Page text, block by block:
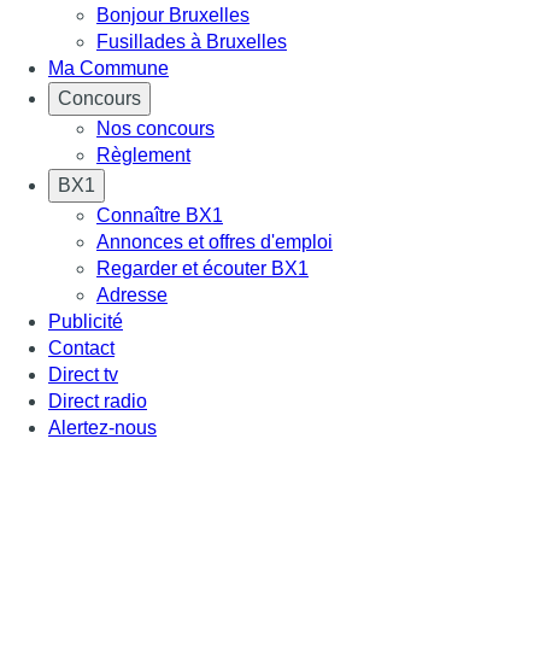
Bonjour Bruxelles
Fusillades à Bruxelles
Ma Commune
Concours
Nos concours
Règlement
BX1
Connaître BX1
Annonces et offres d'emploi
Regarder et écouter BX1
Adresse
Publicité
Contact
Direct tv
Direct radio
Alertez-nous